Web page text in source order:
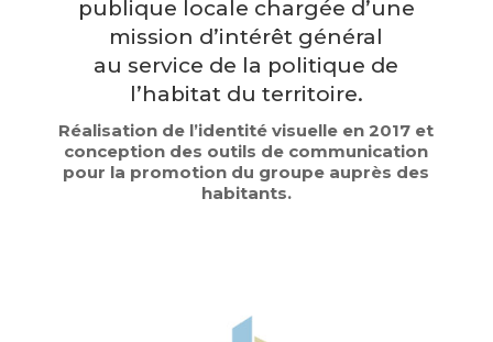
publique locale chargée d’une
mission d’intérêt général
au service de la politique de
l’habitat du territoire.
Réalisation de l’identité visuelle en 2017 et
conception des outils de communication
pour la promotion du groupe auprès des
habitants.